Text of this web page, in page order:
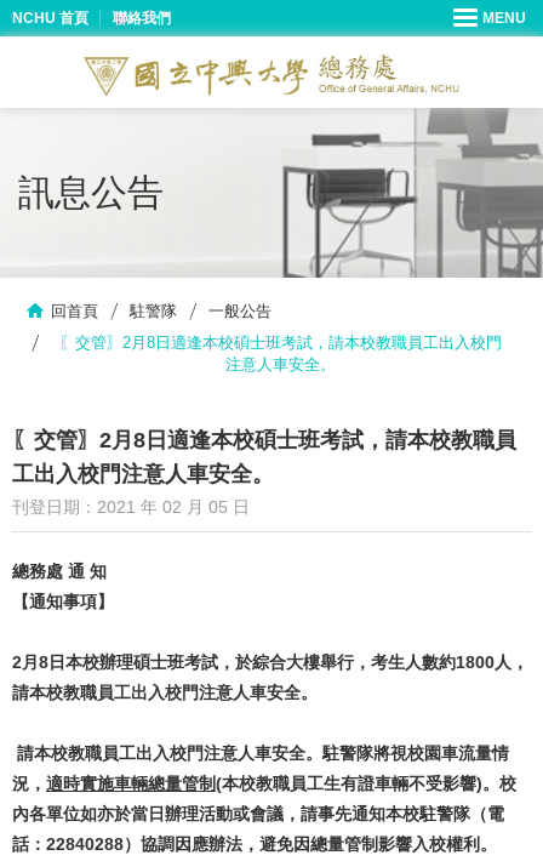
NCHU 首頁 聯絡我們
訊息公告
回首頁 駐警隊
一般公告
〖交管〗2月8日適逢本校碩士班考試，請本校教職員工出入校門
注意人車安全。
〖交管〗2月8日適逢本校碩士班考試，請本校教職員
工出入校門注意人車安全。
刊登日期：2021 年 02 月 05 日
總務處 通 知
【通知事項】
2月8日本校辦理碩士班考試，於綜合大樓舉行，考生人數約1800人，
請本校教職員工出入校門注意人車安全。
請本校教職員工出入校門注意人車安全。駐警隊將視校園車流量情
況， 適時實施車輛總量管制(本校教職員工生有證車輛不受影響)。校
內各單位如亦於當日辦理活動或會議，請事先通知本校駐警隊（電
話：22840288）協調因應辦法，避免因總量管制影響入校權利。